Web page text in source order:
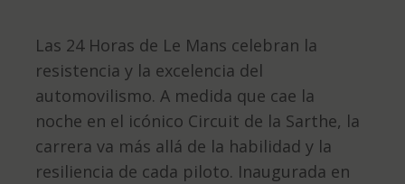
Las 24 Horas de Le Mans celebran la
resistencia y la excelencia del
automovilismo. A medida que cae la
noche en el icónico Circuit de la Sarthe, la
carrera va más allá de la habilidad y la
resiliencia de cada piloto. Inaugurada en